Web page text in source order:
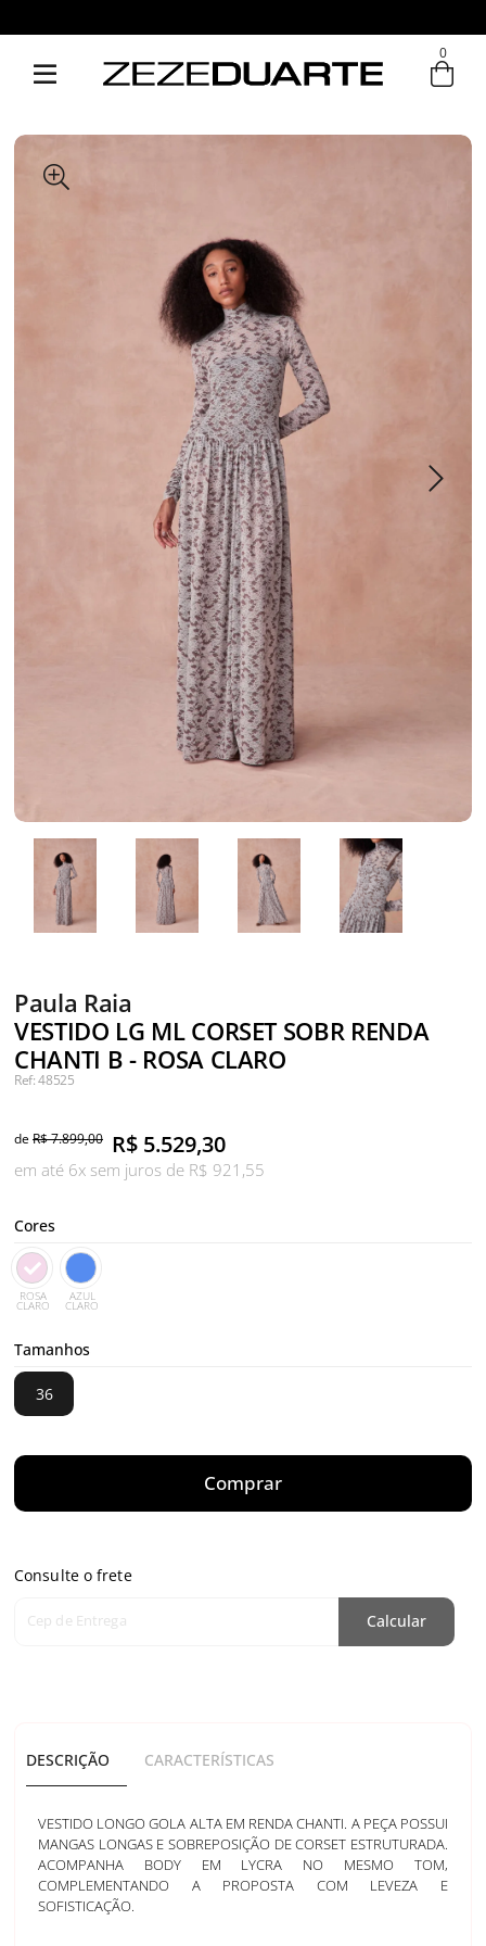
Entre com email ou cpf/cnpj
Pague em até 6x sem juros
0
Paula Raia
VESTIDO LG ML CORSET SOBR RENDA
CHANTI B - ROSA CLARO
Ref: 48525
deR$ 7.899,00 R$ 5.529,30
em até 6x sem juros de R$ 921,55
Cores
ROSA
CLARO
AZUL
CLARO
Tamanhos
36
Comprar
Consulte o frete
Cep de Entrega Calcular
DESCRIÇÃO CARACTERÍSTICAS
VESTIDO LONGO GOLA ALTA EM RENDA CHANTI. A PEÇA POSSUI
MANGAS LONGAS E SOBREPOSIÇÃO DE CORSET ESTRUTURADA.
ACOMPANHA BODY EM LYCRA NO MESMO TOM,
COMPLEMENTANDO A PROPOSTA COM LEVEZA E
SOFISTICAÇÃO.